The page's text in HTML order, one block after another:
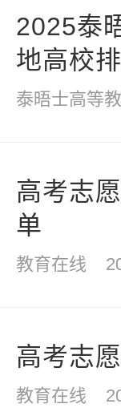
2025泰
地高校
泰晤士高等
高考志
单
教育在线
高考志
教育在线